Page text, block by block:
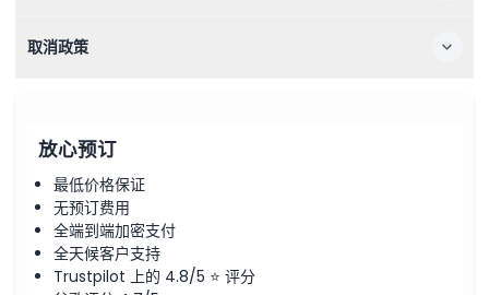
取消政策
放心预订
最低价格保证
无预订费用
全端到端加密支付
全天候客户支持
Trustpilot 上的 4.8/5 ⭐ 评分